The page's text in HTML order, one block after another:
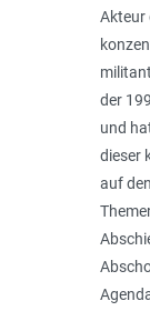
Akteur
der
und
dieser
auf